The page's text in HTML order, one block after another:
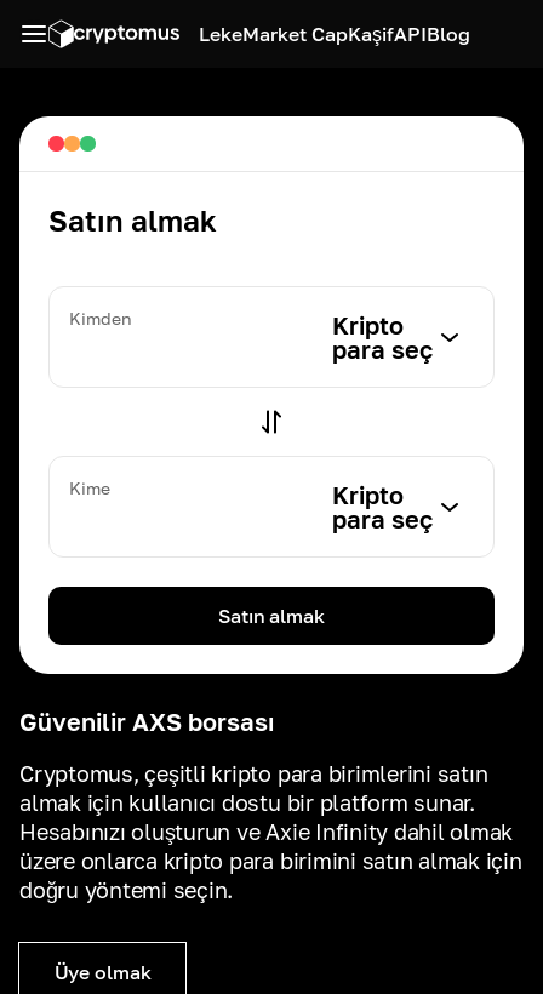
LekeMarket CapKaşifAPIBlog
Güvenilir AXS borsası
Cryptomus, çeşitli kripto para birimlerini satın
almak için kullanıcı dostu bir platform sunar.
Hesabınızı oluşturun ve Axie Infinity dahil olmak
üzere onlarca kripto para birimini satın almak için
doğru yöntemi seçin.
Üye olmak
Satın almak
Kimden
Kripto
para seç
Kime
Kripto
para seç
Satın almak